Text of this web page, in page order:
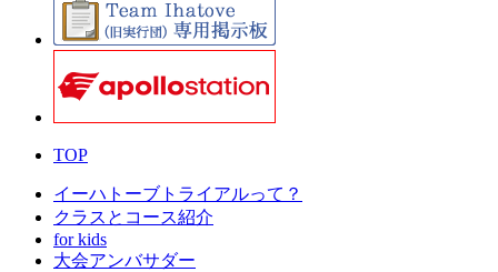
TOP
イーハトーブトライアルって？
クラスとコース紹介
for kids
大会アンバサダー